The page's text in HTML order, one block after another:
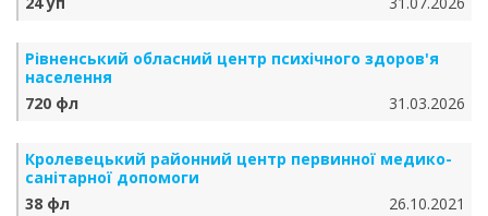
Рівненський обласний центр психічного здоров'я
населення
720 фл
31.03.2026
Кролевецький районний центр первинної медико-
санітарної допомоги
38 фл
26.10.2021